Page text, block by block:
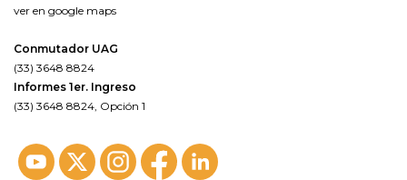
ver en google maps
Conmutador UAG
(33) 3648 8824
Informes 1er. Ingreso
(33) 3648 8824, Opción 1